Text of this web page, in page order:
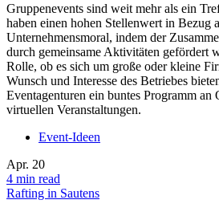
Gruppenevents sind weit mehr als ein
haben einen hohen Stellenwert in Bezug
Unternehmensmoral, indem der
durch gemeinsame Aktivitäten gefördert
Rolle, ob es sich um große oder kleine
Wunsch und Interesse des Betriebes
Eventagenturen ein buntes Programm
virtuellen Veranstaltungen.
Event-Ideen
Apr. 20
4 min read
Rafting in Sautens